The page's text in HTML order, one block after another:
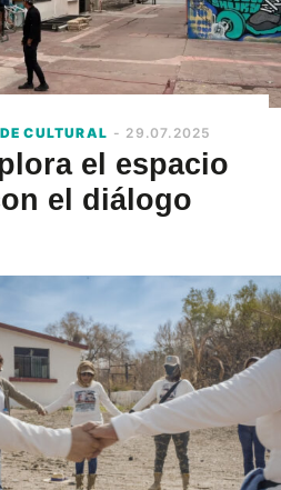
CULTURAL - 29.07.2025
el espacio
el diálogo